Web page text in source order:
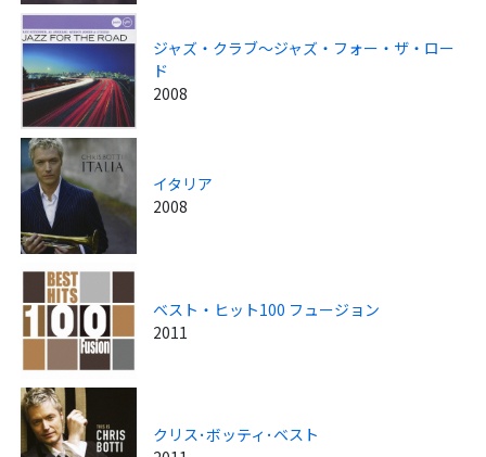
ジャズ・クラブ～ジャズ・フォー・ザ・ロー
ド
2008
イタリア
2008
ベスト・ヒット100 フュージョン
2011
クリス･ボッティ･ベスト